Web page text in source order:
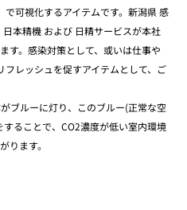
可視化するアイテムです。新潟県 感
本精機 および 日精サービスが本社
す。感染対策として、或いは仕事や
レッシュを促すアイテムとして、ご
ブルーに灯り、このブルー(正常な空
ることで、CO2濃度が低い室内環境
ります。